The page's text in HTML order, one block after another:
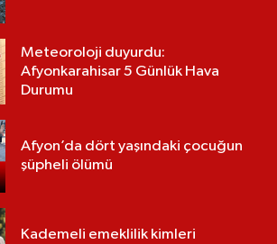
Meteoroloji duyurdu:
Afyonkarahisar 5 Günlük Hava
Durumu
Afyon’da dört yaşındaki çocuğun
şüpheli ölümü
Kademeli emeklilik kimleri